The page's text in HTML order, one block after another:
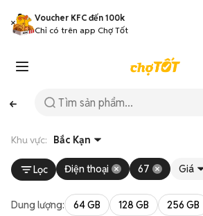
Voucher KFC đến 100k
Chỉ có trên app Chợ Tốt
Khu vực: Bắc Kạn
Lọc Điện thoại 67 Giá
Dung lượng: 64 GB 128 GB 256 GB